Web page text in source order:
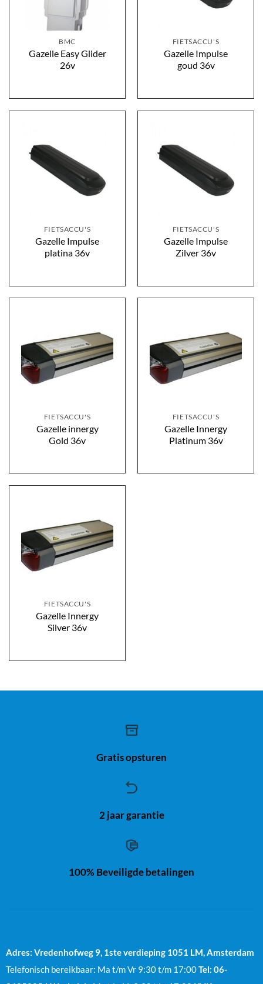
BMC
Gazelle Easy Glider
26v
FIETSACCU'S
Gazelle Impulse
goud 36v
FIETSACCU'S
Gazelle Impulse
platina 36v
FIETSACCU'S
Gazelle Impulse
Zilver 36v
FIETSACCU'S
Gazelle innergy
Gold 36v
FIETSACCU'S
Gazelle Innergy
Platinum 36v
FIETSACCU'S
Gazelle Innergy
Silver 36v
Gratis opsturen
2 jaar garantie
100% Beveiligde betalingen
Adres: Vredenhofweg 9, 1ste verdieping 1051 LM, Amsterdam
Telefonisch bereikbaar: Ma t/m Vr 9:30 t/m 17:00Tel: 06-